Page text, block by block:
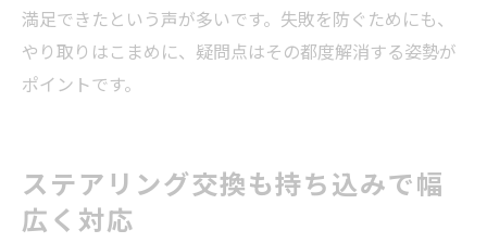
満足できたという声が多いです。失敗を防ぐためにも、
やり取りはこまめに、疑問点はその都度解消する姿勢が
ポイントです。
ステアリング交換も持ち込みで幅
広く対応